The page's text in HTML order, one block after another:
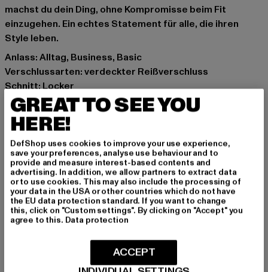
machst du dein Ding, ohne Kompromisse beim Fit
einzugehen. Ein echtes Statement für alle, die ihren
Style leben.
Anlass: Alltag, Business, Basic
Verschlussarten: verdeckter Reißverschluss
Schnitt: Locker
Marke: 2Y Studios
Kat.: Hosen
Farbe: schwarz
Hersteller Farbe: black
Materialzusammensetzung: 65% Polyester, 32%
Baumwolle, 3% Elasthan
Art.Nr: P-L-10001-00007
Hersteller: 2Y Premium GmbH |info@2y-studios.com
GREAT TO SEE YOU
HERE!
DefShop uses cookies to improve your use experience,
save your preferences, analyse use behaviour and to
provide and measure interest-based contents and
advertising. In addition, we allow partners to extract data
or to use cookies. This may also include the processing of
your data in the USA or other countries which do not have
the EU data protection standard. If you want to change
this, click on "Custom settings". By clicking on "Accept" you
agree to this. Data protection
ACCEPT